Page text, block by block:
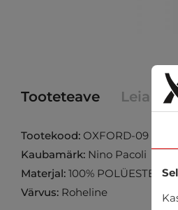
Tooteteave Leia
Tootekood: OXFORD-09
Kaubamärk: Nino Pacoli
Materjal: 100% POLÜESTER
Värvus: Roheline